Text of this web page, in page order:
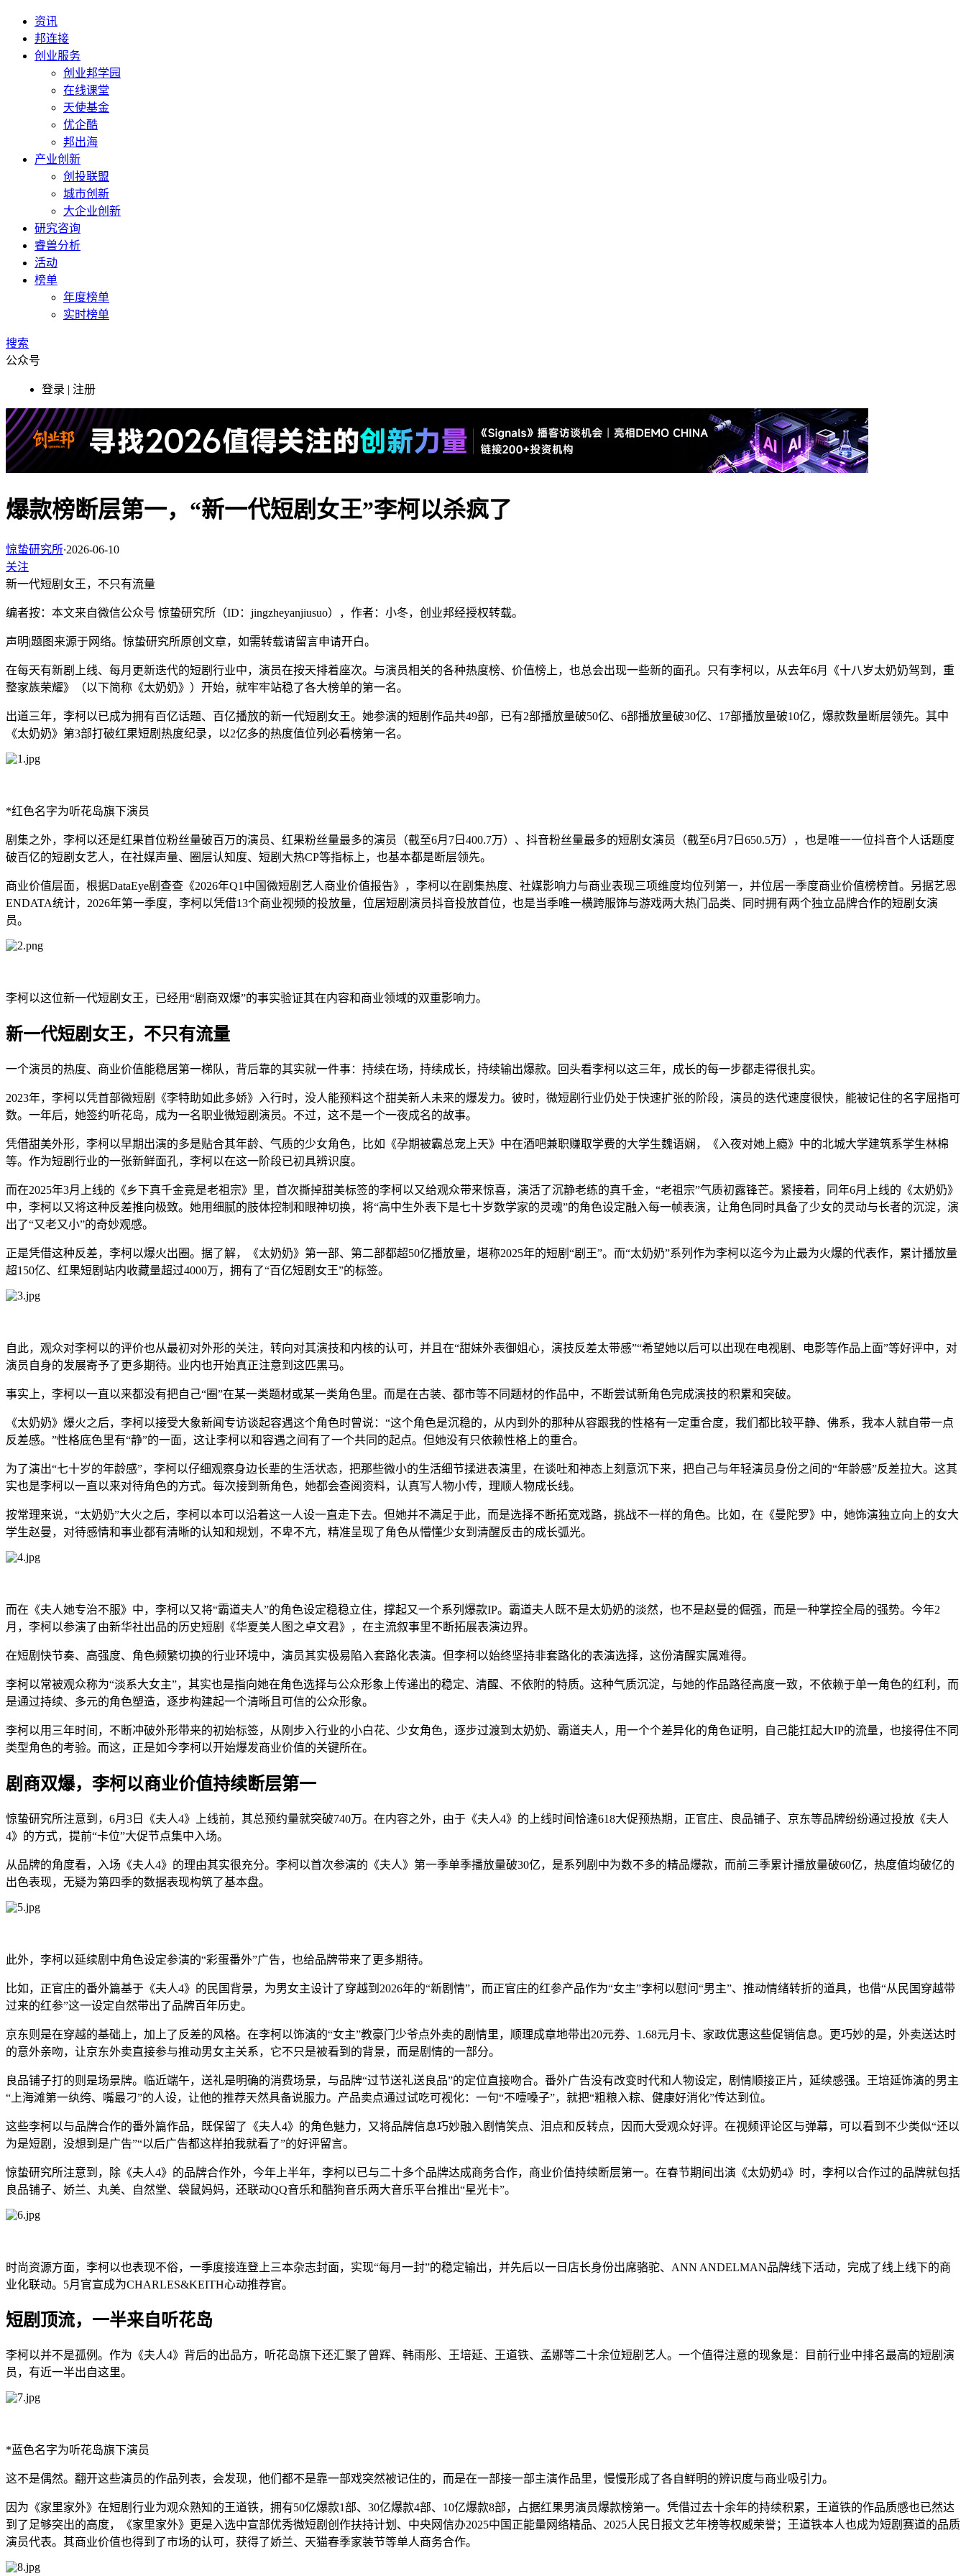
资讯
邦连接
创业服务
创业邦学园
在线课堂
天使基金
优企酷
邦出海
产业创新
创投联盟
城市创新
大企业创新
研究咨询
睿兽分析
活动
榜单
年度榜单
实时榜单
搜索
公众号
登录 | 注册
爆款榜断层第一，“新一代短剧女王”李柯以杀疯了
惊蛰研究所·2026-06-10
关注
新一代短剧女王，不只有流量
编者按：本文来自微信公众号 惊蛰研究所（ID：jingzheyanjiusuo） ，作者：小冬，创业邦经授权转载。
声明|题图来源于网络。惊蛰研究所原创文章，如需转载请留言申请开白。
在每天有新剧上线、每月更新迭代的短剧行业中，演员在按天排着座次。与演员相关的各种热度榜、价值榜上，也总会出现一些新的面孔。只有李柯以，从去年6月《十八岁太奶奶驾到，重
整家族荣耀》（以下简称《太奶奶》）开始，就牢牢站稳了各大榜单的第一名。
出道三年，李柯以已成为拥有百亿话题、百亿播放的新一代短剧女王。她参演的短剧作品共49部，已有2部播放量破50亿、6部播放量破30亿、17部播放量破10亿，爆款数量断层领先。其中
《太奶奶》第3部打破红果短剧热度纪录，以2亿多的热度值位列必看榜第一名。
*红色名字为听花岛旗下演员
剧集之外，李柯以还是红果首位粉丝量破百万的演员、红果粉丝量最多的演员（截至6月7日400.7万）、抖音粉丝量最多的短剧女演员（截至6月7日650.5万），也是唯一一位抖音个人话题度
破百亿的短剧女艺人，在社媒声量、圈层认知度、短剧大热CP等指标上，也基本都是断层领先。
商业价值层面，根据DataEye剧查查《2026年Q1中国微短剧艺人商业价值报告》，李柯以在剧集热度、社媒影响力与商业表现三项维度均位列第一，并位居一季度商业价值榜榜首。另据艺恩
ENDATA统计，2026年第一季度，李柯以凭借13个商业视频的投放量，位居短剧演员抖音投放首位，也是当季唯一横跨服饰与游戏两大热门品类、同时拥有两个独立品牌合作的短剧女演
员。
李柯以这位新一代短剧女王，已经用“剧商双爆”的事实验证其在内容和商业领域的双重影响力。
新一代短剧女王，不只有流量
一个演员的热度、商业价值能稳居第一梯队，背后靠的其实就一件事：持续在场，持续成长，持续输出爆款。回头看李柯以这三年，成长的每一步都走得很扎实。
2023年，李柯以凭首部微短剧《李特助如此多娇》入行时，没人能预料这个甜美新人未来的爆发力。彼时，微短剧行业仍处于快速扩张的阶段，演员的迭代速度很快，能被记住的名字屈指可
数。一年后，她签约听花岛，成为一名职业微短剧演员。不过，这不是一个一夜成名的故事。
凭借甜美外形，李柯以早期出演的多是贴合其年龄、气质的少女角色，比如《孕期被霸总宠上天》中在酒吧兼职赚取学费的大学生魏语娴，《入夜对她上瘾》中的北城大学建筑系学生林棉
等。作为短剧行业的一张新鲜面孔，李柯以在这一阶段已初具辨识度。
而在2025年3月上线的《乡下真千金竟是老祖宗》里，首次撕掉甜美标签的李柯以又给观众带来惊喜，演活了沉静老练的真千金，“老祖宗”气质初露锋芒。紧接着，同年6月上线的《太奶奶》
中，李柯以又将这种反差推向极致。她用细腻的肢体控制和眼神切换，将“高中生外表下是七十岁数学家的灵魂”的角色设定融入每一帧表演，让角色同时具备了少女的灵动与长者的沉淀，演
出了“又老又小”的奇妙观感。
正是凭借这种反差，李柯以爆火出圈。据了解，《太奶奶》第一部、第二部都超50亿播放量，堪称2025年的短剧“剧王”。而“太奶奶”系列作为李柯以迄今为止最为火爆的代表作，累计播放量
超150亿、红果短剧站内收藏量超过4000万，拥有了“百亿短剧女王”的标签。
自此，观众对李柯以的评价也从最初对外形的关注，转向对其演技和内核的认可，并且在“甜妹外表御姐心，演技反差太带感”“希望她以后可以出现在电视剧、电影等作品上面”等好评中，对
演员自身的发展寄予了更多期待。业内也开始真正注意到这匹黑马。
事实上，李柯以一直以来都没有把自己“圈”在某一类题材或某一类角色里。而是在古装、都市等不同题材的作品中，不断尝试新角色完成演技的积累和突破。
《太奶奶》爆火之后，李柯以接受大象新闻专访谈起容遇这个角色时曾说：“这个角色是沉稳的，从内到外的那种从容跟我的性格有一定重合度，我们都比较平静、佛系，我本人就自带一点
反差感。”性格底色里有“静”的一面，这让李柯以和容遇之间有了一个共同的起点。但她没有只依赖性格上的重合。
为了演出“七十岁的年龄感”，李柯以仔细观察身边长辈的生活状态，把那些微小的生活细节揉进表演里，在谈吐和神态上刻意沉下来，把自己与年轻演员身份之间的“年龄感”反差拉大。这其
实也是李柯以一直以来对待角色的方式。每次接到新角色，她都会查阅资料，认真写人物小传，理顺人物成长线。
按常理来说，“太奶奶”大火之后，李柯以本可以沿着这一人设一直走下去。但她并不满足于此，而是选择不断拓宽戏路，挑战不一样的角色。比如，在《曼陀罗》中，她饰演独立向上的女大
学生赵曼，对待感情和事业都有清晰的认知和规划，不卑不亢，精准呈现了角色从懵懂少女到清醒反击的成长弧光。
而在《夫人她专治不服》中，李柯以又将“霸道夫人”的角色设定稳稳立住，撑起又一个系列爆款IP。霸道夫人既不是太奶奶的淡然，也不是赵曼的倔强，而是一种掌控全局的强势。今年2
月，李柯以参演了由新华社出品的历史短剧《华夏美人图之卓文君》，在主流叙事里不断拓展表演边界。
在短剧快节奏、高强度、角色频繁切换的行业环境中，演员其实极易陷入套路化表演。但李柯以始终坚持非套路化的表演选择，这份清醒实属难得。
李柯以常被观众称为“淡系大女主”，其实也是指向她在角色选择与公众形象上传递出的稳定、清醒、不依附的特质。这种气质沉淀，与她的作品路径高度一致，不依赖于单一角色的红利，而
是通过持续、多元的角色塑造，逐步构建起一个清晰且可信的公众形象。
李柯以用三年时间，不断冲破外形带来的初始标签，从刚步入行业的小白花、少女角色，逐步过渡到太奶奶、霸道夫人，用一个个差异化的角色证明，自己能扛起大IP的流量，也接得住不同
类型角色的考验。而这，正是如今李柯以开始爆发商业价值的关键所在。
剧商双爆，李柯以商业价值持续断层第一
惊蛰研究所注意到，6月3日《夫人4》上线前，其总预约量就突破740万。在内容之外，由于《夫人4》的上线时间恰逢618大促预热期，正官庄、良品铺子、京东等品牌纷纷通过投放《夫人
4》的方式，提前“卡位”大促节点集中入场。
从品牌的角度看，入场《夫人4》的理由其实很充分。李柯以首次参演的《夫人》第一季单季播放量破30亿，是系列剧中为数不多的精品爆款，而前三季累计播放量破60亿，热度值均破亿的
出色表现，无疑为第四季的数据表现构筑了基本盘。
此外，李柯以延续剧中角色设定参演的“彩蛋番外”广告，也给品牌带来了更多期待。
比如，正官庄的番外篇基于《夫人4》的民国背景，为男女主设计了穿越到2026年的“新剧情”，而正官庄的红参产品作为“女主”李柯以慰问“男主”、推动情绪转折的道具，也借“从民国穿越带
过来的红参”这一设定自然带出了品牌百年历史。
京东则是在穿越的基础上，加上了反差的风格。在李柯以饰演的“女主”教豪门少爷点外卖的剧情里，顺理成章地带出20元券、1.68元月卡、家政优惠这些促销信息。更巧妙的是，外卖送达时
的意外亲吻，让京东外卖直接参与推动男女主关系，它不只是被看到的背景，而是剧情的一部分。
良品铺子打的则是场景牌。临近端午，送礼是明确的消费场景，与品牌“过节送礼送良品”的定位直接吻合。番外广告没有改变时代和人物设定，剧情顺接正片，延续感强。王培延饰演的男主
“上海滩第一纨绔、嘴最刁”的人设，让他的推荐天然具备说服力。产品卖点通过试吃可视化：一句“不噎嗓子”，就把“粗粮入粽、健康好消化”传达到位。
这些李柯以与品牌合作的番外篇作品，既保留了《夫人4》的角色魅力，又将品牌信息巧妙融入剧情笑点、泪点和反转点，因而大受观众好评。在视频评论区与弹幕，可以看到不少类似“还以
为是短剧，没想到是广告”“以后广告都这样拍我就看了”的好评留言。
惊蛰研究所注意到，除《夫人4》的品牌合作外，今年上半年，李柯以已与二十多个品牌达成商务合作，商业价值持续断层第一。在春节期间出演《太奶奶4》时，李柯以合作过的品牌就包括
良品铺子、娇兰、丸美、自然堂、袋鼠妈妈，还联动QQ音乐和酷狗音乐两大音乐平台推出“星光卡”。
时尚资源方面，李柯以也表现不俗，一季度接连登上三本杂志封面，实现“每月一封”的稳定输出，并先后以一日店长身份出席骆驼、‌ANN ANDELMAN品牌线下活动，完成了线上线下的商
业化联动。5月官宣成为CHARLES&KEITH心动推荐官。
短剧顶流，一半来自听花岛
李柯以并不是孤例。作为《夫人4》背后的出品方，听花岛旗下还汇聚了曾辉、韩雨彤、王培延、王道铁、孟娜等二十余位短剧艺人。一个值得注意的现象是：目前行业中排名最高的短剧演
员，有近一半出自这里。
*蓝色名字为听花岛旗下演员
这不是偶然。翻开这些演员的作品列表，会发现，他们都不是靠一部戏突然被记住的，而是在一部接一部主演作品里，慢慢形成了各自鲜明的辨识度与商业吸引力。
因为《家里家外》在短剧行业为观众熟知的王道铁，拥有50亿爆款1部、30亿爆款4部、10亿爆款8部，占据红果男演员爆款榜第一。凭借过去十余年的持续积累，王道铁的作品质感也已然达
到了足够突出的高度，《家里家外》更是入选中宣部优秀微短剧创作扶持计划、中央网信办2025中国正能量网络精品、2025人民日报文艺年榜等权威荣誉；王道铁本人也成为短剧赛道的品质
演员代表。其商业价值也得到了市场的认可，获得了娇兰、天猫春季家装节等单人商务合作。